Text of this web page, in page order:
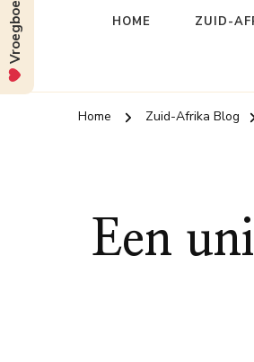
HOME ZUID-
Home Zuid-Afrika Blog
Een